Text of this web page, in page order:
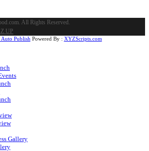
All Rights Reserved.
UP
Auto Publish Powered By : XYZScripts.com
Gallery